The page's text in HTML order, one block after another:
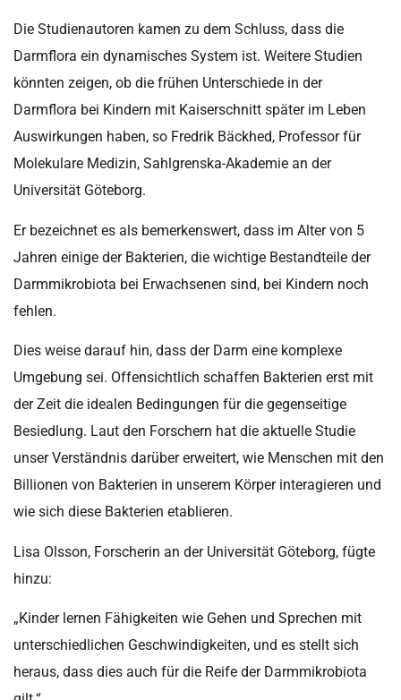
Die Studienautoren kamen zu dem Schluss, dass die
Darmflora ein dynamisches System ist. Weitere Studien
könnten zeigen, ob die frühen Unterschiede in der
Darmflora bei Kindern mit Kaiserschnitt später im Leben
Auswirkungen haben, so Fredrik Bäckhed, Professor für
Molekulare Medizin, Sahlgrenska-Akademie an der
Universität Göteborg.
Er bezeichnet es als bemerkenswert, dass im Alter von 5
Jahren einige der Bakterien, die wichtige Bestandteile der
Darmmikrobiota bei Erwachsenen sind, bei Kindern noch
fehlen.
Dies weise darauf hin, dass der Darm eine komplexe
Umgebung sei. Offensichtlich schaffen Bakterien erst mit
der Zeit die idealen Bedingungen für die gegenseitige
Besiedlung. Laut den Forschern hat die aktuelle Studie
unser Verständnis darüber erweitert, wie Menschen mit den
Billionen von Bakterien in unserem Körper interagieren und
wie sich diese Bakterien etablieren.
Lisa Olsson, Forscherin an der Universität Göteborg, fügte
hinzu:
„Kinder lernen Fähigkeiten wie Gehen und Sprechen mit
unterschiedlichen Geschwindigkeiten, und es stellt sich
heraus, dass dies auch für die Reife der Darmmikrobiota